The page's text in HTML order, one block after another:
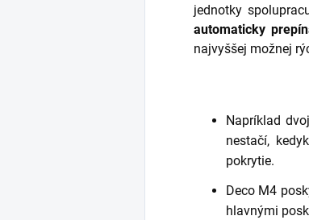
jednotky
automaticky
najvyššej možnej
Napríklad
nestačí,
pokrytie.
Deco M4
hlavnými